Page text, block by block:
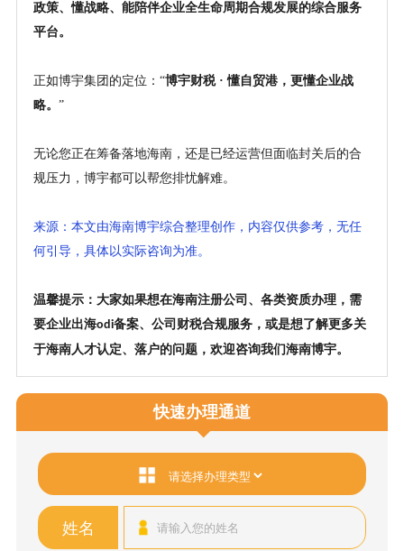
政策、懂战略、能陪伴企业全生命周期合规发展的综合服务
平台。
正如博宇集团的定位： “博宇财税 · 懂自贸港，更懂企业战
略。 ”
无论您正在筹备落地海南，还是已经运营但面临封关后的合
规压力，博宇都可以帮您排忧解难。
来源：本文由海南博宇综合整理创作，内容仅供参考，无任
何引导，具体以实际咨询为准。
温馨提示：大家如果想在海南注册公司、各类资质办理，需
要企业出海odi备案、公司财税合规服务，或是想了解更多关
于海南人才认定、落户的问题，欢迎咨询我们海南博宇。
快速办理通道
姓名